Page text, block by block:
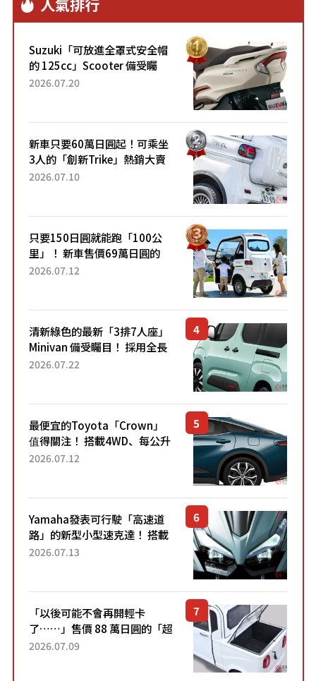
Suzuki「可放進全罩式安全帽
的 125cc」Scooter 備受矚
目！採用全新流線設計與各項
2026.07.20
新車只要60萬日圓起！可乘坐
3人的「創新Trike」熱銷大賣
成為人氣車款！「養車成本真
2026.07.10
只要150日圓就能跑「100公
里」！ 新車售價69萬日圓的
「3人座」Trike大受歡迎！ 順
2026.07.12
清新綠色的最新「3排7人座」
Minivan 備受矚目！ 採用全長
4.7公尺剛剛好的車身尺寸與
2026.07.22
最便宜的Toyota「Crown」
值得關注！ 搭載4WD、每公升
22.4公里低油耗表現超亮眼！
2026.07.12
Yamaha發表可行駛「高速道
路」的新型小型速克達！ 搭載
能享受超強勁「渦輪感」的動
2026.07.13
「以後可能不會再開輕卡
了……」售價 88 萬日圓的「超
迷你輕型貨車」引發兩極評
2026.07.09